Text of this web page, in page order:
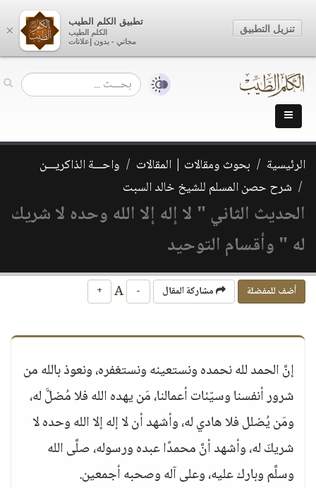
الرئيسية بحوث ومقالات | المقالات
واحـــة الذاكريـــن
شرح حصن المسلم للشيخ خالد السبت
الحديث الثاني " لا إله إلا الله وحده لا شريك
له " وأقسام التوحيد
أضف للمفضلة مشاركة المقال -
+
إنَّ الحمد لله نحمده ونستعينه ونستغفره، ونعوذ بالله من
شرور أنفسنا وسيّئات أعمالنا، مَن يهده الله فلا مُضلَّ له،
ومَن يُضلل فلا هادي له، وأشهد أن لا إله إلا الله وحده لا
شريكَ له، وأشهد أنَّ محمدًا عبده ورسوله، صلَّى الله
وسلَّم وبارك عليه، وعلى آله وصحبه أجمعين.
×
تطبيق الكلم الطيب
الكلم الطيب
مجاني - بدون إعلانات
تنزيل التطبيق